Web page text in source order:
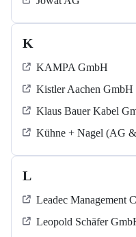
K
KAMPA GmbH
Kistler Aachen GmbH
Klaus Bauer Kabel
Kühne + Nagel (AG
L
Leadec Management
Leopold Schäfer